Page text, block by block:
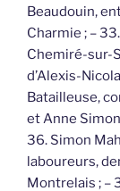
Beaudouin,
Charmie ; –
Chemiré-sur-
d’Alexis-
Batailleuse,
et Anne
36. Simon
laboureurs,
Montrelais ; –